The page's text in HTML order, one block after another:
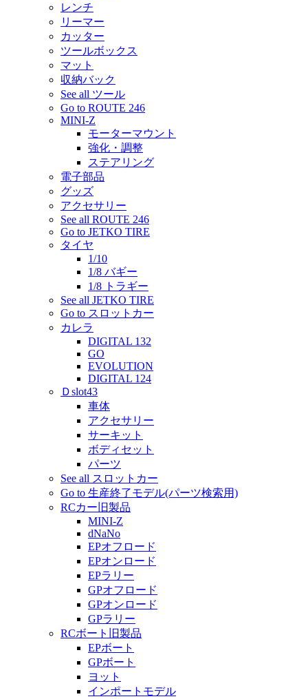
レンチ
リーマー
カッター
ツールボックス
マット
収納バック
See all ツール
Go to ROUTE 246
MINI-Z
モーターマウント
強化・調整
ステアリング
電子部品
グッズ
アクセサリー
See all ROUTE 246
Go to JETKO TIRE
タイヤ
1/10
1/8 バギー
1/8 トラギー
See all JETKO TIRE
Go to スロットカー
カレラ
DIGITAL 132
GO
EVOLUTION
DIGITAL 124
Ｄslot43
車体
アクセサリー
サーキット
ボディセット
パーツ
See all スロットカー
Go to 生産終了モデル(パーツ検索用)
RCカー旧製品
MINI-Z
dNaNo
EPオフロード
EPオンロード
EPラリー
GPオフロード
GPオンロード
GPラリー
RCボート旧製品
EPボート
GPボート
ヨット
インポートモデル